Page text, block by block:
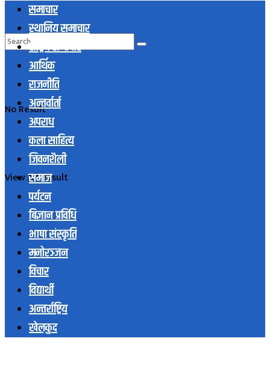
No Result
View All Result
समाचार
स्थानिय समाचार
राष्ट्रिय समाचार
आर्थिक
राजनीति
अन्तर्वार्ता
अपराध
कला साहित्य
जिवनशैली
समाज
पर्यटन
बिज्ञान प्रविधि
भाषा संस्कृति
मनोरञ्जन
विचार
विद्यार्थी
अन्तर्राष्ट्रिय
खेलकुद